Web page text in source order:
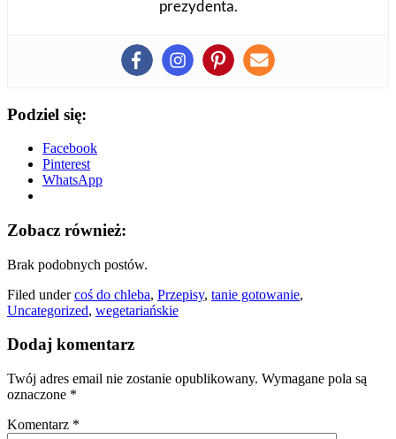
prezydenta.
Podziel się:
Facebook
Pinterest
WhatsApp
Zobacz również:
Brak podobnych postów.
Filed undercoś do chleba, Przepisy, tanie gotowanie,
Uncategorized, wegetariańskie
Dodaj komentarz
Twój adres email nie zostanie opublikowany. Wymagane pola są
oznaczone *
Komentarz *